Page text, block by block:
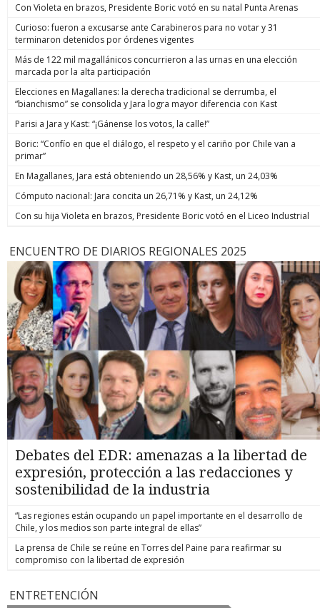
Con Violeta en brazos, Presidente Boric votó en su natal Punta Arenas
Curioso: fueron a excusarse ante Carabineros para no votar y 31
terminaron detenidos por órdenes vigentes
Más de 122 mil magallánicos concurrieron a las urnas en una elección
marcada por la alta participación
Elecciones en Magallanes: la derecha tradicional se derrumba, el
“bianchismo” se consolida y Jara logra mayor diferencia con Kast
Parisi a Jara y Kast: “¡Gánense los votos, la calle!”
Boric: “Confío en que el diálogo, el respeto y el cariño por Chile van a
primar”
En Magallanes, Jara está obteniendo un 28,56% y Kast, un 24,03%
Cómputo nacional: Jara concita un 26,71% y Kast, un 24,12%
Con su hija Violeta en brazos, Presidente Boric votó en el Liceo Industrial
ENCUENTRO DE DIARIOS REGIONALES 2025
Debates del EDR: amenazas a la libertad de
expresión, protección a las redacciones y
sostenibilidad de la industria
“Las regiones están ocupando un papel importante en el desarrollo de
Chile, y los medios son parte integral de ellas”
La prensa de Chile se reúne en Torres del Paine para reafirmar su
compromiso con la libertad de expresión
ENTRETENCIÓN